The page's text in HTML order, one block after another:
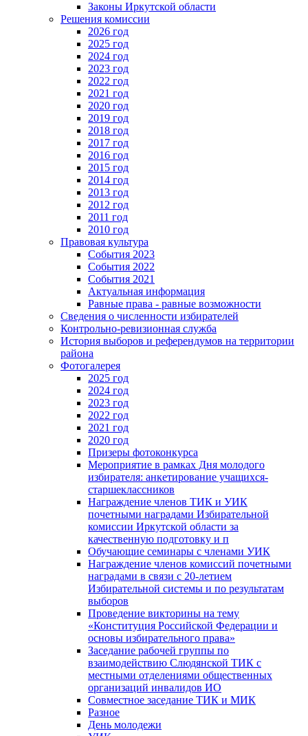
Законы Иркутской области
Решения комиссии
2026 год
2025 год
2024 год
2023 год
2022 год
2021 год
2020 год
2019 год
2018 год
2017 год
2016 год
2015 год
2014 год
2013 год
2012 год
2011 год
2010 год
Правовая культура
События 2023
События 2022
События 2021
Актуальная информация
Равные права - равные возможности
Сведения о численности избирателей
Контрольно-ревизионная служба
История выборов и референдумов на территории
района
Фотогалерея
2025 год
2024 год
2023 год
2022 год
2021 год
2020 год
Призеры фотоконкурса
Мероприятие в рамках Дня молодого
избирателя: анкетирование учащихся-
старшеклассников
Награждение членов ТИК и УИК
почетными наградами Избирательной
комиссии Иркутской области за
качественную подготовку и п
Обучающие семинары с членами УИК
Награждение членов комиссий почетными
наградами в связи с 20-летием
Избирательной системы и по результатам
выборов
Проведение викторины на тему
«Конституция Российской Федерации и
основы избирательного права»
Заседание рабочей группы по
взаимодействию Слюдянской ТИК с
местными отделениями общественных
организаций инвалидов ИО
Совместное заседание ТИК и МИК
Разное
День молодежи